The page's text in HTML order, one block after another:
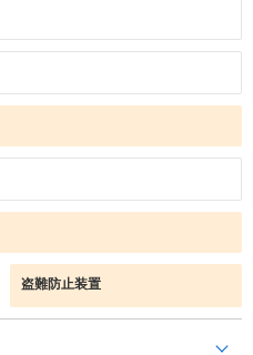
盗難防止装置